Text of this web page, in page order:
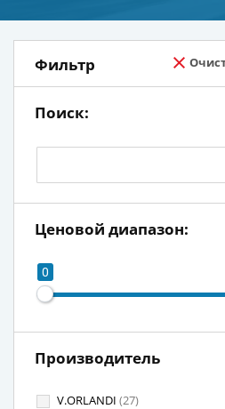
Фильтр
Поиск:
Ценовой диапазон:
0
Производитель
V.ORLANDI (27)